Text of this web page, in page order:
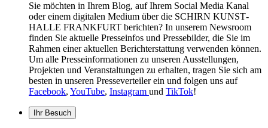
Sie möchten in Ihrem Blog, auf Ihrem Social Media Kanal
oder einem digitalen Medium über die SCHIRN KUNST­
HALLE FRANK­FURT berichten? In unserem Newsroom
finden Sie aktuelle Presseinfos und Pressebilder, die Sie im
Rahmen einer aktuellen Berichterstattung verwenden können.
Um alle Presseinformationen zu unseren Ausstellungen,
Projekten und Veranstaltungen zu erhalten, tragen Sie sich am
besten in unseren Presseverteiler ein und folgen uns auf
Facebook, YouTube, Instagram und TikTok!
Ihr Besuch